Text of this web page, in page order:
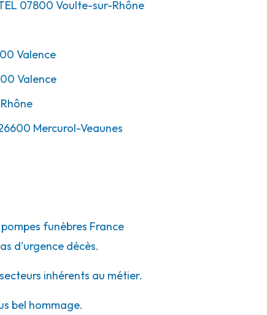
07800 Voulte-sur-Rhône
Valence
Valence
Mercurol-Veaunes
funèbres France
d'urgence décès.
inhérents au métier.
bel hommage.